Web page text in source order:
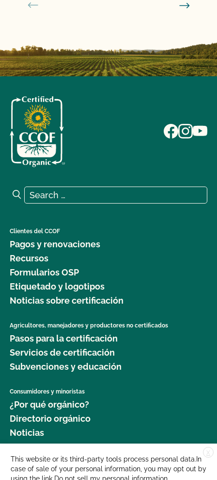
Search for:
Search
Clientes del CCOF
Pagos y renovaciones
Recursos
Formularios OSP
Etiquetado y logotipos
Noticias sobre certificación
Agricultores, manejadores y productores no certificados
Pasos para la certificación
Servicios de certificación
Subvenciones y educación
Consumidores y minoristas
¿Por qué orgánico?
Directorio orgánico
Noticias
Donar
Carreras profesionales
X
This website or its third-party tools process personal data.In
case of sale of your personal information, you may opt out by